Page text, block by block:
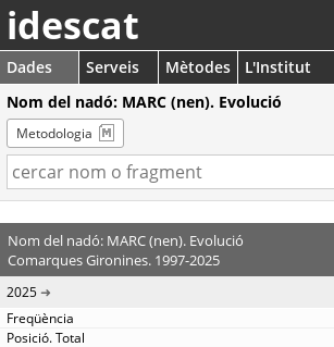
idescat
Dades Serveis Mètodes
L'Institut
Nom del nadó: MARC (nen). Evolució
Metodologia
Nom del nadó: MARC (nen). Evolució
Comarques Gironines. 1997-2025
2025